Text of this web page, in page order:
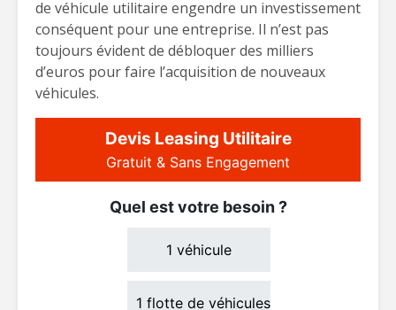
de véhicule utilitaire engendre un investissement
conséquent pour une entreprise. Il n’est pas
toujours évident de débloquer des milliers
d’euros pour faire l’acquisition de nouveaux
véhicules.